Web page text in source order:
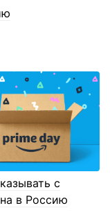
с
в Россию